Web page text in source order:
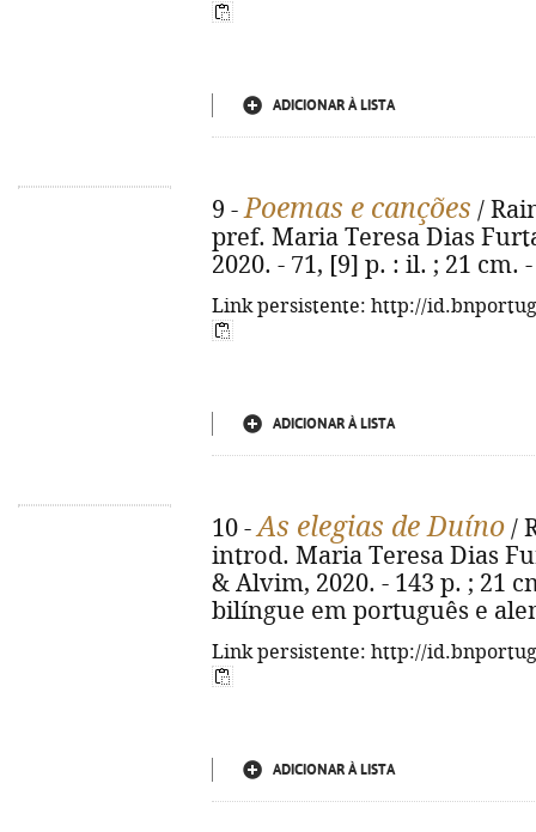
ADICIONAR À LISTA
9 -Poemas e canções /
pref. Maria Teresa Dias
2020. - 71, [9] p. : il. ; 21 cm.
Link persistente: http://
ADICIONAR À LISTA
10 -As elegias de Duíno /
introd. Maria Teresa Dias
& Alvim, 2020. - 143 p. ; 21
bilíngue em português e
Link persistente: http://
ADICIONAR À LISTA